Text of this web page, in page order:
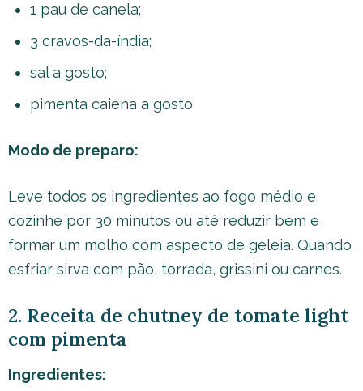
1 pau de canela;
3 cravos-da-índia;
sal a gosto;
pimenta caiena a gosto
Modo de preparo:
Leve todos os ingredientes ao fogo médio e
cozinhe por 30 minutos ou até reduzir bem e
formar um molho com aspecto de geleia. Quando
esfriar sirva com pão, torrada, grissini ou carnes.
2. Receita de chutney de tomate light
com pimenta
Ingredientes: